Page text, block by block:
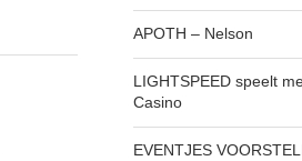
APOTH – Nelson
LIGHTSPEED speelt
Casino
EVENTJES